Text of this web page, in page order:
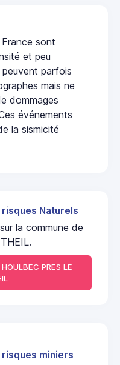
sont
et peu
peuvent parfois
mais ne
dommages
événements
la sismicité
Naturels
la commune de
PRES LE
miniers